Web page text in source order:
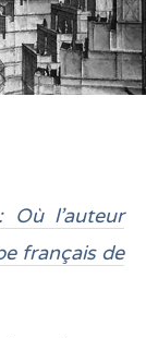
Où l’auteur
français de